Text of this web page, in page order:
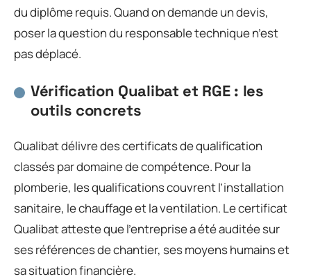
du diplôme requis. Quand on demande un devis,
poser la question du responsable technique n’est
pas déplacé.
Vérification Qualibat et RGE : les
outils concrets
Qualibat délivre des certificats de qualification
classés par domaine de compétence. Pour la
plomberie, les qualifications couvrent l’installation
sanitaire, le chauffage et la ventilation. Le certificat
Qualibat atteste que l’entreprise a été auditée sur
ses références de chantier, ses moyens humains et
sa situation financière.